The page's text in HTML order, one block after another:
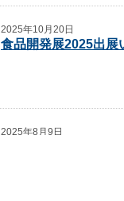
2025年10月20日
食品開発展2025出展
2025年8月9日